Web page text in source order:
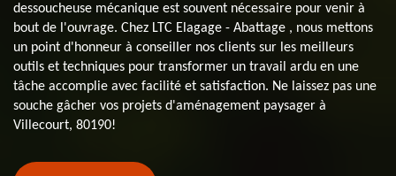
dessoucheuse mécanique est souvent nécessaire pour venir à
bout de l'ouvrage. Chez LTC Elagage - Abattage , nous mettons
un point d'honneur à conseiller nos clients sur les meilleurs
outils et techniques pour transformer un travail ardu en une
tâche accomplie avec facilité et satisfaction. Ne laissez pas une
souche gâcher vos projets d'aménagement paysager à
Villecourt, 80190!